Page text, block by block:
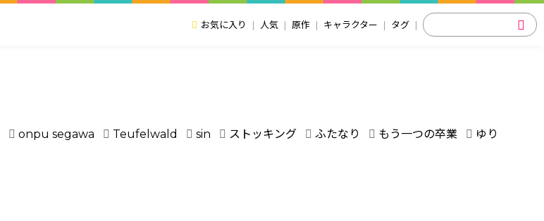
お気に入り 人気 原作 キャラクター タグ
onpu segawa Teufelwald sin ストッキング ふたなり もう一つの卒業
ゆり